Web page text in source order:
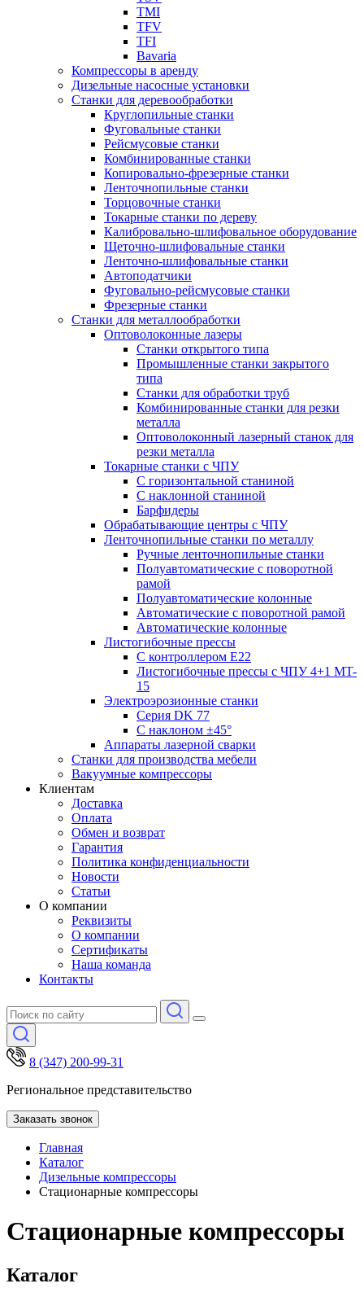
TMI
TFV
TFI
Bavaria
Компрессоры в аренду
Дизельные насосные установки
Станки для деревообработки
Круглопильные станки
Фуговальные станки
Рейсмусовые станки
Комбинированные станки
Копировально-фрезерные станки
Ленточнопильные станки
Торцовочные станки
Токарные станки по дереву
Калибровально-шлифовальное оборудование
Щеточно-шлифовальные станки
Ленточно-шлифовальные станки
Автоподатчики
Фуговально-рейсмусовые станки
Фрезерные станки
Станки для металлообработки
Оптоволоконные лазеры
Станки открытого типа
Промышленные станки закрытого
типа
Станки для обработки труб
Комбинированные станки для резки
металла
Оптоволоконный лазерный станок для
резки металла
Токарные станки с ЧПУ
С горизонтальной станиной
С наклонной станиной
Барфидеры
Обрабатывающие центры с ЧПУ
Ленточнопильные станки по металлу
Ручные ленточнопильные станки
Полуавтоматические с поворотной
рамой
Полуавтоматические колонные
Автоматические с поворотной рамой
Автоматические колонные
Листогибочные прессы
С контроллером E22
Листогибочные прессы с ЧПУ 4+1 MT-
15
Электроэрозионные станки
Серия DK 77
С наклоном ±45°
Аппараты лазерной сварки
Станки для производства мебели
Вакуумные компрессоры
Клиентам
Доставка
Оплата
Обмен и возврат
Гарантия
Политика конфиденциальности
Новости
Статьи
О компании
Реквизиты
О компании
Сертификаты
Наша команда
Контакты
8 (347) 200-99-31
Региональное представительство
Заказать звонок
Главная
Каталог
Дизельные компрессоры
Стационарные компрессоры
Стационарные компрессоры
Каталог